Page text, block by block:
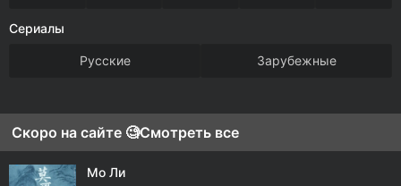
Сериалы
Русские Зарубежные
Скоро на сайте 🧐Смотреть все
Мо Ли